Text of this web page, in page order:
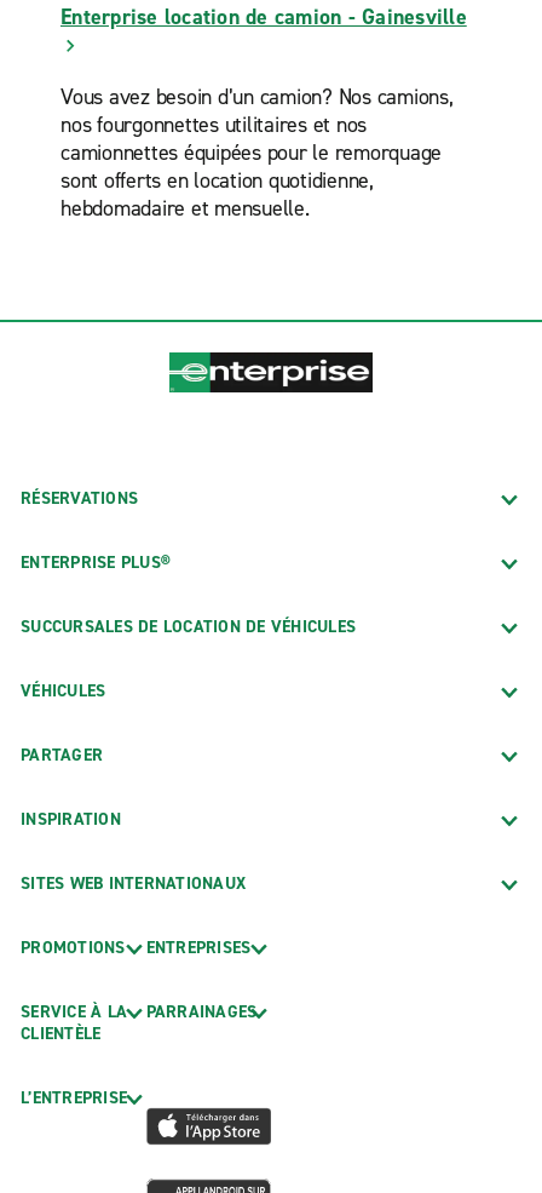
Enterprise location de camion - Gainesville
Vous avez besoin d’un camion? Nos camions,
nos fourgonnettes utilitaires et nos
camionnettes équipées pour le remorquage
sont offerts en location quotidienne,
hebdomadaire et mensuelle.
RÉSERVATIONS
ENTERPRISE PLUS®
SUCCURSALES DE LOCATION DE VÉHICULES
VÉHICULES
PARTAGER
INSPIRATION
SITES WEB INTERNATIONAUX
PROMOTIONS
SERVICE À LA
CLIENTÈLE
L’ENTREPRISE
ENTREPRISES
PARRAINAGES